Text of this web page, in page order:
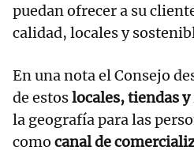
puedan ofrecer a su
calidad, locales y
En una nota el Consejo
de estoslocales, tiendas
la geografía para las
como canal de